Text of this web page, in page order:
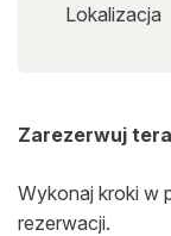
Lokalizacja
Zarezerwuj
Wykonaj kroki w
rezerwacji.